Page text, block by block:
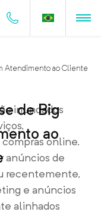
Atendimento ao Cliente
de Big
ao
inundados
online.
anúncios de
recentemente,
e anúncios
alinhados